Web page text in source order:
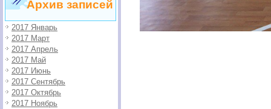
Архив записей
2017 Январь
2017 Март
2017 Апрель
2017 Май
2017 Июнь
2017 Сентябрь
2017 Октябрь
2017 Ноябрь